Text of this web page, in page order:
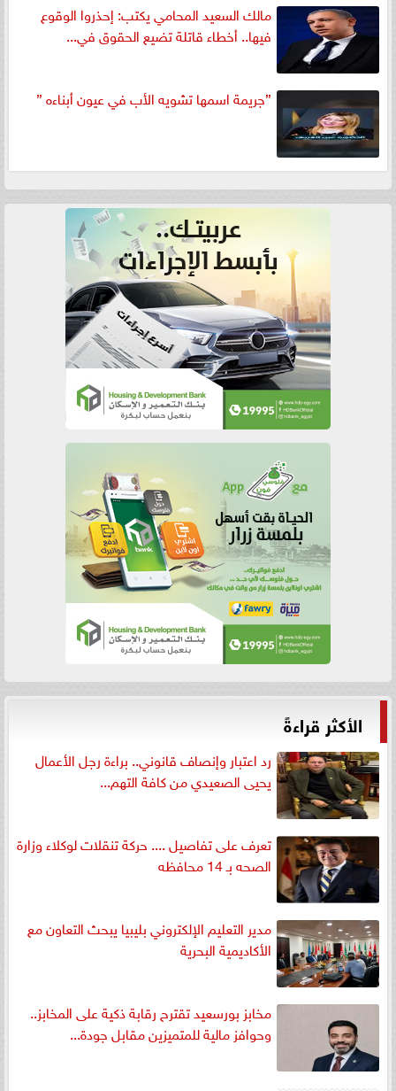
مالك السعيد المحامي يكتب: إحذروا الوقوع
فيها.. أخطاء قاتلة تضيع الحقوق في...
”جريمة اسمها تشويه الأب في عيون أبناءه ”
الأكثر قراءةً
رد اعتبار وإنصاف قانوني.. براءة رجل الأعمال
يحيى الصعيدي من كافة التهم...
تعرف على تفاصيل .... حركة تنقلات لوكلاء وزارة
الصحه بـ 14 محافظه
مدير التعليم الإلكتروني بليبيا يبحث التعاون مع
الأكاديمية البحرية
مخابز بورسعيد تقترح رقابة ذكية على المخابز..
وحوافز مالية للمتميزين مقابل جودة...